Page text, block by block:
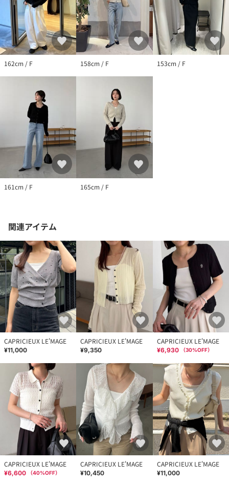
162cm / F 158cm / F 153cm / F
161cm / F 165cm / F
関連アイテム
CAPRICIEUX LE'MAGE
¥11,000
CAPRICIEUX LE'MAGE
¥9,350
CAPRICIEUX LE'MAGE
¥6,930 （30%OFF）
CAPRICIEUX LE'MAGE
¥6,600 （40%OFF）
CAPRICIEUX LE'MAGE
¥10,450
CAPRICIEUX LE'MAGE
¥11,000